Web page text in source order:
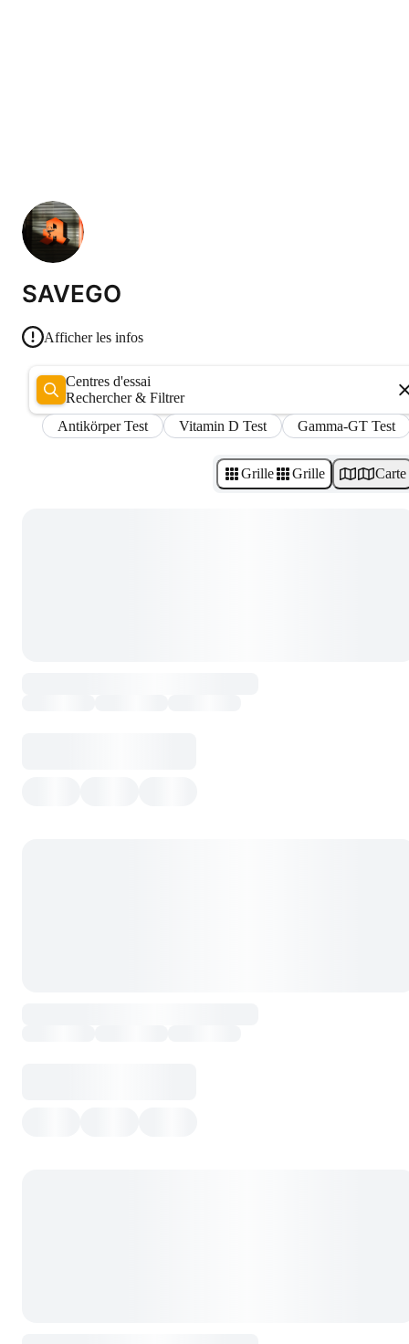
SAVEGO
Afficher les infos
Centres d'essai
Rechercher & Filtrer
Antikörper Test
Vitamin D Test Gamma-GT Test
Grille Grille Carte